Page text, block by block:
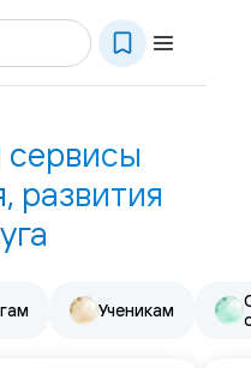
развития
Ученикам